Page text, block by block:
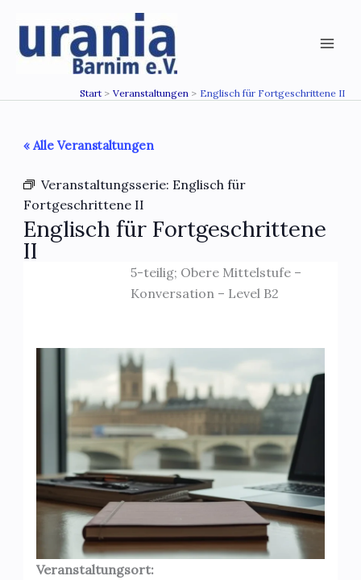
Inhalt
springen
Start Veranstaltungen Englisch für Fortgeschrittene II
« Alle Veranstaltungen
Veranstaltungsserie: Englisch für
Fortgeschrittene II
Englisch für Fortgeschrittene
II
5-teilig; Obere Mittelstufe –
Konversation – Level B2
Veranstaltungsort: